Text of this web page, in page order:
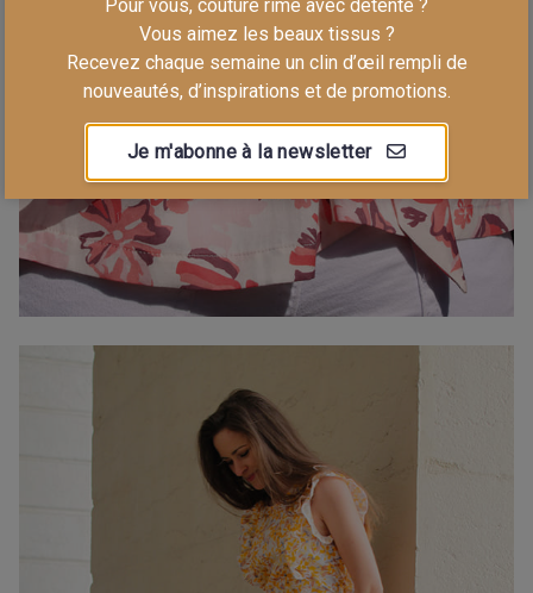
Pour vous, couture rime avec détente ?
Vous aimez les beaux tissus ?
Recevez chaque semaine un clin d’œil rempli de
nouveautés, d’inspirations et de promotions.
Je m'abonne à la newsletter